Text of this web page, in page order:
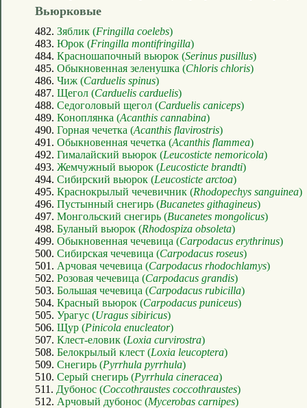
Вьюрковые
482. Зяблик (Fringilla coelebs)
483. Юрок (Fringilla montifringilla)
484. Красношапочный вьюрок (Serinus pusillus)
485. Обыкновенная зеленушка (Chloris chloris)
486. Чиж (Carduelis spinus)
487. Щегол (Carduelis carduelis)
488. Седоголовый щегол (Carduelis caniceps)
489. Коноплянка (Acanthis cannabina)
490. Горная чечетка (Acanthis flavirostris)
491. Обыкновенная чечетка (Acanthis flammea)
492. Гималайский вьюрок (Leucosticte nemoricola)
493. Жемчужный вьюрок (Leucosticte brandti)
494. Сибирский вьюрок (Leucosticte arctoa)
495. Краснокрылый чечевичник (Rhodopechys sanguinea)
496. Пустынный снегирь (Bucanetes githagineus)
497. Монгольский снегирь (Bucanetes mongolicus)
498. Буланый вьюрок (Rhodospiza obsoleta)
499. Обыкновенная чечевица (Carpodacus erythrinus)
500. Сибирская чечевица (Carpodacus roseus)
501. Арчовая чечевица (Carpodacus rhodochlamys)
502. Розовая чечевица (Carpodacus grandis)
503. Большая чечевица (Carpodacus rubicilla)
504. Красный вьюрок (Carpodacus puniceus)
505. Урагус (Uragus sibiricus)
506. Щур (Pinicola enucleator)
507. Клест-еловик (Loxia curvirostra)
508. Белокрылый клест (Loxia leucoptera)
509. Снегирь (Pyrrhula pyrrhula)
510. Серый снегирь (Pyrrhula cineracea)
511. Дубонос (Coccothraustes coccothraustes)
512. Арчовый дубонос (Mycerobas carnipes)